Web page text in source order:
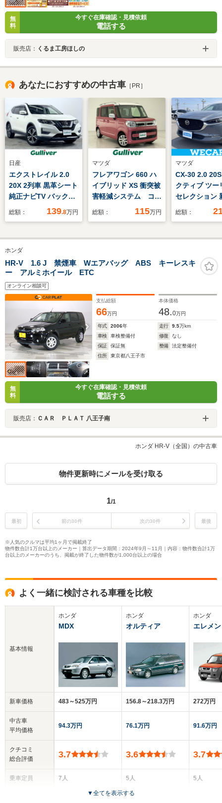
無
料
今すぐ在庫確認・見積依頼
電話する
販売店： くるま工房ほしの
あなたにおすすめの中古車 ［PR］
日産
エクストレイル 2.0
20X 2列車 黒革シート
純正ナビTV バックカ
メラ 電動リアゲート
トキー プッシュスタ
ート クリアランスソ
ナー ETC
総額： 139.8万円
マツダ
フレアワゴン 660 ハ
イブリッド XS 衝突被
害軽減システム コー
ナーセンサー オート
チナビ Bluetooth
iPod バックカメ
ラ シートヒーター
総額： 115万円
マツダ
CX-30 2.0
クティブ ツー
セレクション
イヤ/純正 SD
ニター/車線逸
ックドア/ドラ
コーダー 前
LED/
総額：
ホンダ
HR-V 1.6 J 禁煙車 Wエアバッグ ABS キーレスキ
ー アルミホイール ETC
オンライン相談可
支払総額
66万円
本体価格
48.0万円
年式 2006年 走行 9.5万km
車検
車検整備付 修復
なし
保証
保証無 整備
法定整備付
住所
東京都八王子市
無
料
今すぐ在庫確認・見積依頼
電話する
販売店： ＣＡＲ ＰＬＡＴ 八王子南
ホンダ HR-V（全国）の中古車
物件更新時にメールを受け取る
1/1
最初 前の30件 次の30件 最後
※人気のクルマは平均1ヶ月で掲載終了
物件数合計1万台以上のメーカー｜算出データ期間：2024年9月～11月｜内容：物件数合計1万
台以上のメーカーのうち、掲載が終了した物件数が1,000台以上の場合
よく一緒に検討される車種を比較
基本情報
新車価格
中古車
平均価格
クチコミ
総合評価
乗車定員
ホンダ
MDX
483～525万円
94.3万円
3.7
7人
ホンダ
オルティア
156.8～218.3万円
76.1万円
3.6
5人
5ドア
ホンダ
エレメ
272万円
91.6万円
3.7
5人
▼全てを表示する